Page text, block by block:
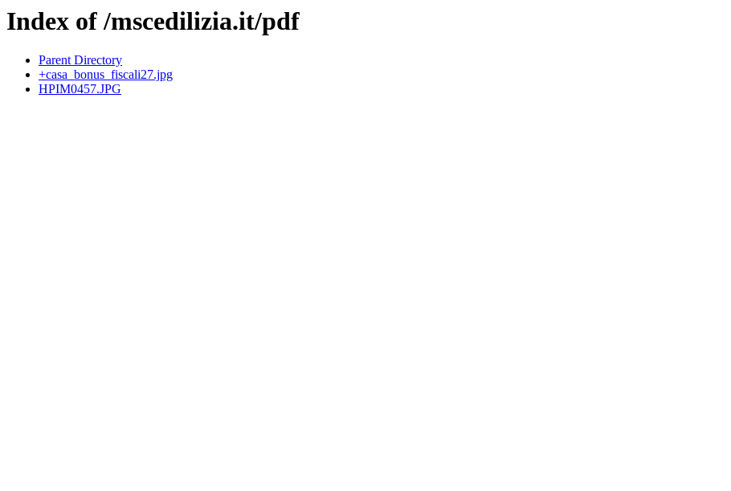
Index of /mscedilizia.it/pdf
Parent Directory
+casa_bonus_fiscali27.jpg
HPIM0457.JPG